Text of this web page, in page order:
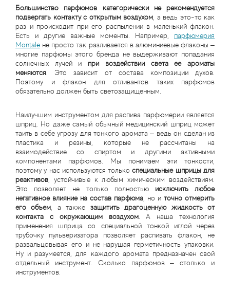
Большинство парфюмов категорически не рекомендуется
подвергать контакту с открытым воздухом, а ведь это-то как
раз и происходит при его распылении в маленький флакон.
Есть и другие важные моменты. Например, парфюмерия
Montale не просто так разливается в алюминиевые флаконы –
многие парфюмы этого бренда не выдерживают попадания
солнечных лучей и при воздействии света ее ароматы
меняются. Это зависит от состава композиции духов.
Поэтому и флакон для отливантов таких парфюмов
обязательно должен быть светозащищенным.
Наилучшим инструментом для распива парфюмерии является
шприц. Но даже самый обычный медицинский шприц может
таить в себе угрозу для тонкого аромата – ведь он сделан из
пластика и резины, которые не рассчитаны на
взаимодействие со спиртом и другими активными
компонентами парфюмов. Мы понимаем эти тонкости,
поэтому у нас используются толькоспециальные шприцы для
реактивов, устойчивые к любым химическим воздействиям.
Это позволяет не только полностью исключить любое
негативное влияние на состав парфюма, но и точно отмерить
его объем, а также защитить драгоценную жидкость от
контакта с окружающим воздухом. А наша технология
применения шприца со специальной тонкой иглой через
трубочку пульверизатора позволяет распивать флакон, не
развальцовывая его и не нарушая герметичность упаковки.
Ну и разумеется, для каждого аромата предназначен свой
отдельный инструмент. Сколько парфюмов – столько и
инструментов.